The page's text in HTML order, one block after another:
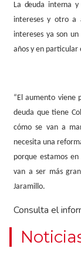
La deuda interna y
intereses y otro a
intereses ya son
años y en particular
“El aumento viene
deuda que tiene
cómo se van a
necesita una
porque estamos
van a ser más
Jaramillo.
Consulta el